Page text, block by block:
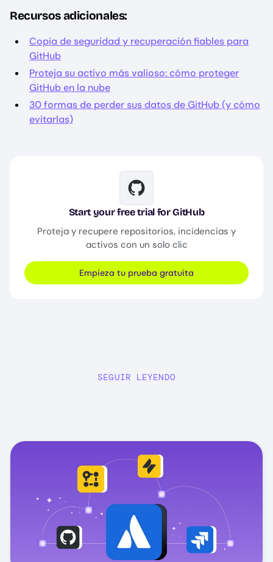
Recursos adicionales:
Copia de seguridad y recuperación fiables para
GitHub
Proteja su activo más valioso: cómo proteger
GitHub en la nube
30 formas de perder sus datos de GitHub (y cómo
evitarlas)
Image
Start your free trial for GitHub
Proteja y recupere repositorios, incidencias y
activos con un solo clic
Empieza tu prueba gratuita
SEGUIR LEYENDO